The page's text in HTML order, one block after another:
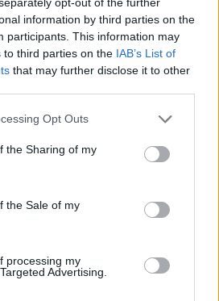
information by third parties on the
participants. This information may
to third parties on the IAB’s List of
that may further disclose it to other
Opt Outs
the Sharing of my
the Sale of my
processing my
Advertising.
katasztrófavédelmi
szerdán.
óta 96 472 embert mentettek ki,
Az ideiglenes szállásokon 7605
helyeztek el - mondta.
régiókba. Több mint 8,5
szivattyúztak ki, 2750
hírarchívumához
előfizetéses